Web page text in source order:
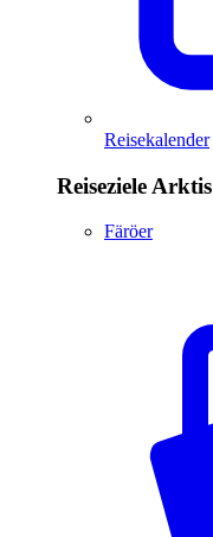
Reisekalender
Reiseziele Arktis
Färöer